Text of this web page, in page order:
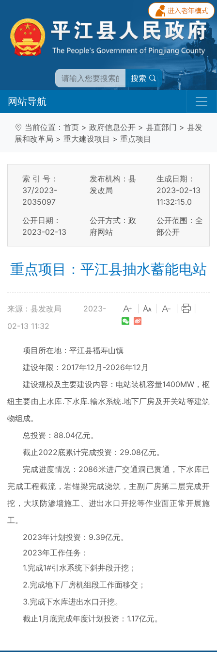
搜索
网站导航
当前位置： 首页 > 政府信息公开 > 县直部门 > 县发
展和改革局 > 重大建设项目 > 重点项目
索 引 号：
37/2023-
2035097
发布机构：县
发改局
生成日期：
2023-02-13
11:32:15.0
公开日期：
2023-02-13
公开方式：政
府网站
公开范围：全
部公开
重点项目：平江县抽水蓄能电站
来源：县发改局
2023-
02-13 11:32
项目所在地：平江县福寿山镇
建设年限：2017年12月-2026年12月
建设规模及主要建设内容：电站装机容量1400MW，枢
纽主要由上水库.下水库.输水系统.地下厂房及开关站等建筑
物组成。
总投资：88.04亿元。
截止2022底累计完成投资：29.08亿元。
完成进度情况：2086米进厂交通洞已贯通，下水库已
完成工程截流，岩锚梁完成浇筑，主副厂房第二层完成开
挖，大坝防渗墙施工、进出水口开挖等作业面正常开展施
工。
2023年计划投资：9.39亿元。
2023年工作任务：
1.完成1#引水系统下斜井段开挖；
2.完成地下厂房机组段工作面移交；
3.完成下水库进出水口开挖。
截止1月底完成年度计划投资：1.17亿元。